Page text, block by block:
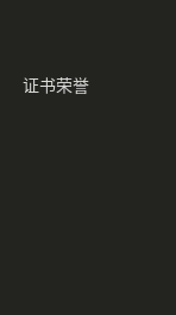
证书荣誉